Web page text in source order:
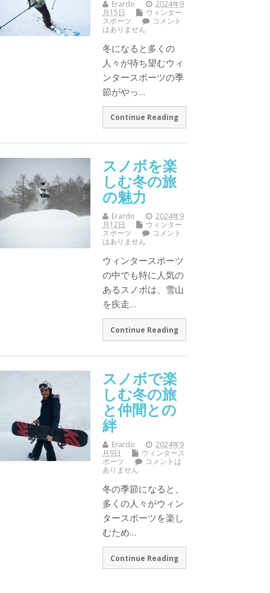
Erardo
2024年9
月15日
ウィンター
スポーツ
コメント
はありません
冬になると多くの
人々が待ち望むウィ
ンタースポーツの季
節がやっ…
Continue Reading
スノボを楽
しむ冬の旅
の魅力
Erardo
2024年9
月12日
ウィンター
スポーツ
コメント
はありません
ウィンタースポーツ
の中でも特に人気の
あるスノボは、雪山
を疾走…
Continue Reading
スノボで楽
しむ冬の旅
と仲間との
絆
Erardo
2024年9
月9日
ウィンタース
ポーツ
コメントは
ありません
冬の季節になると、
多くの人々がウィン
タースポーツを楽し
むため…
Continue Reading